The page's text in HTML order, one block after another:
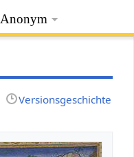
Anonym
Versionsgeschichte